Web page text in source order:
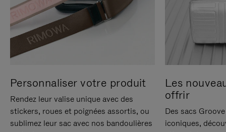
Personnaliser votre produit
Rendez leur valise unique avec des
stickers, roues et poignées assortis, ou
sublimez leur sac avec nos bandoulières
Les
offrir
Des sacs
iconiques,